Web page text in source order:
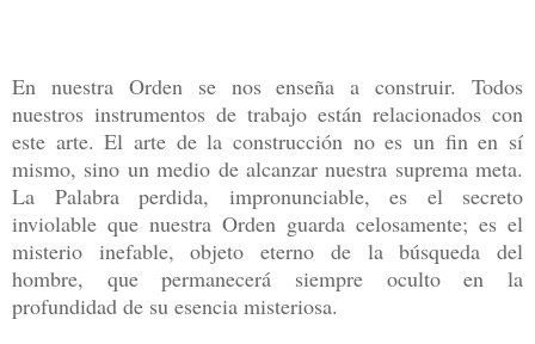
En nuestra Orden se nos enseña a construir. Todos
nuestros instrumentos de trabajo están relacionados con
este arte. El arte de la construcción no es un fin en sí
mismo, sino un medio de alcanzar nuestra suprema meta.
La Palabra perdida, impronunciable, es el secreto
inviolable que nuestra Orden guarda celosamente; es el
misterio inefable, objeto eterno de la búsqueda del
hombre, que permanecerá siempre oculto en la
profundidad de su esencia misteriosa.